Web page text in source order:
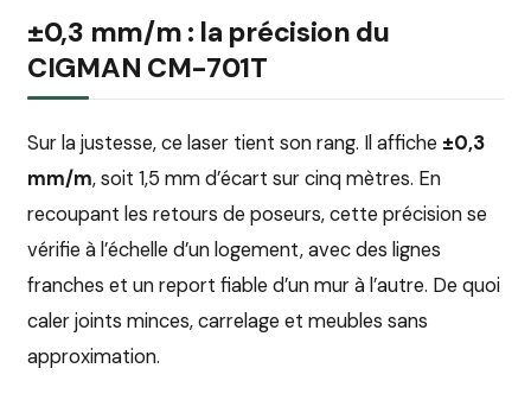
±0,3 mm/m : la précision du
CIGMAN CM-701T
Sur la justesse, ce laser tient son rang. Il affiche ±0,3
mm/m, soit 1,5 mm d’écart sur cinq mètres. En
recoupant les retours de poseurs, cette précision se
vérifie à l’échelle d’un logement, avec des lignes
franches et un report fiable d’un mur à l’autre. De quoi
caler joints minces, carrelage et meubles sans
approximation.